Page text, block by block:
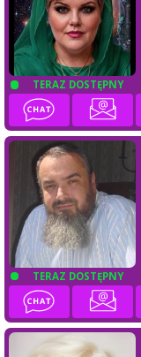
TERAZ DOSTĘPNY
TERAZ DOSTĘPNY